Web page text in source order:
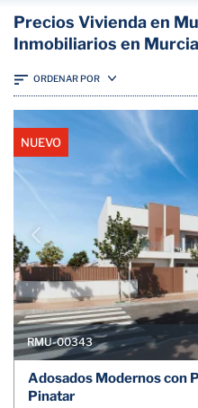
Precios Vivienda en
Inmobiliarios en Murcia
ORDENAR POR
NUEVO
RMU-00343
Adosados Modernos con
Pinatar